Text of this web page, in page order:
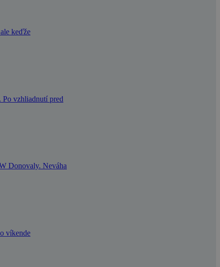
keďže
Po vzhliadnutí pred
Donovaly. Neváha
víkende